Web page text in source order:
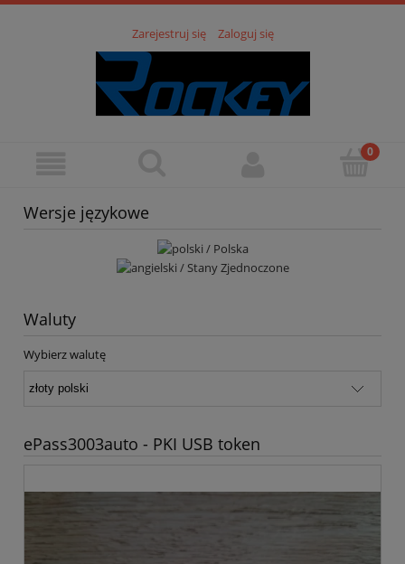
Zarejestruj się Zaloguj się
Wersje językowe
Waluty
Wybierz walutę
ePass3003auto - PKI USB token